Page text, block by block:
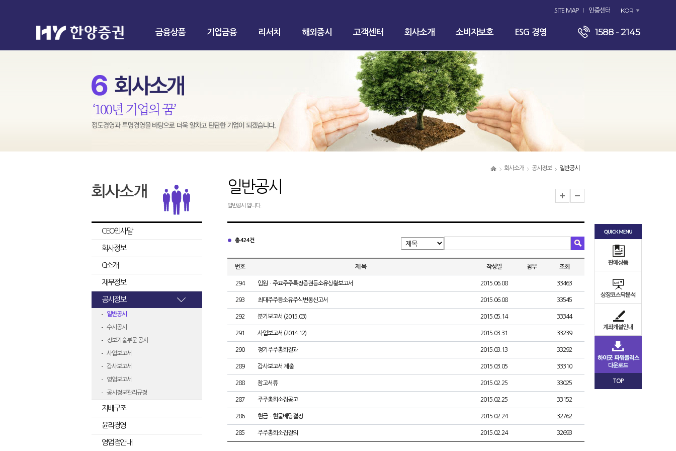
SITE MAP 인증센터 KOR
금융상품 기업금융 리서치 해외증시 고객센터 회사소개 소비자보호 ESG 경영 1588 - 2145
회사소개 공시정보 일반공시
CEO인사말
회사정보
CI소개
재무정보
공시정보
일반공시
수시공시
정보기술부문 공시
사업보고서
감사보고서
영업보고서
공시정보관리규정
지배구조
윤리경영
영업점안내
일반공시
일반공시 입니다.
총 424건
번호 제 목 작성일 첨부 조회
294 임원ㆍ주요주주특정증권등소유상황보고서 2015.06.08 33463
293 최대주주등소유주식변동신고서 2015.06.08 33545
292 분기보고서 (2015.03) 2015.05.14 33344
291 사업보고서 (2014.12) 2015.03.31 33239
290 정기주주총회결과 2015.03.13 33292
289 감사보고서 제출 2015.03.05 33310
288 참고서류 2015.02.25 33025
287 주주총회소집공고 2015.02.25 33152
286 현금ㆍ현물배당결정 2015.02.24 32762
285 주주총회소집결의 2015.02.24 32693
TOP